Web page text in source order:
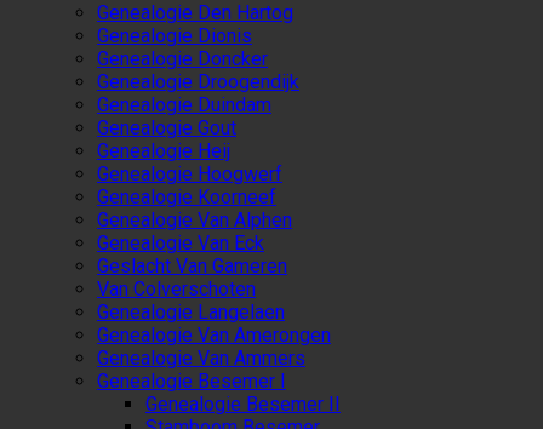
Genealogie Den Hartog
Genealogie Dionis
Genealogie Doncker
Genealogie Droogendijk
Genealogie Duindam
Genealogie Gout
Genealogie Heij
Genealogie Hoogwerf
Genealogie Koorneef
Genealogie Van Alphen
Genealogie Van Eck
Geslacht Van Gameren
Van Colverschoten
Genealogie Langelaen
Genealogie Van Amerongen
Genealogie Van Ammers
Genealogie Besemer I
Genealogie Besemer II